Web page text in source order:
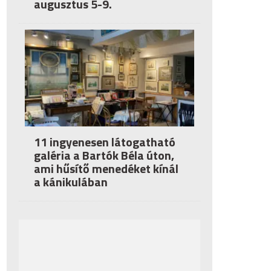
augusztus 5-9.
11 ingyenesen látogatható
galéria a Bartók Béla úton,
ami hűsítő menedéket kínál
a kánikulában